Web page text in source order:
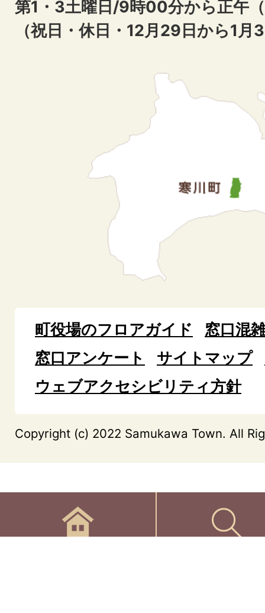
第1・3土曜日/9時00分から正午
（祝日・休日・12月29日から1月
町役場のフロアガイド
窓口混
窓口アンケート
サイトマップ
ウェブアクセシビリティ方針
Copyright (c) 2022 Samukawa Town. All